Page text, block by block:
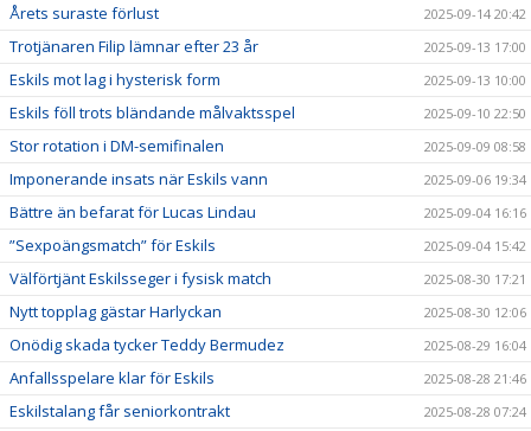
Årets suraste förlust 2025-09-14 20:42
Trotjänaren Filip lämnar efter 23 år 2025-09-13 17:00
Eskils mot lag i hysterisk form 2025-09-13 10:00
Eskils föll trots bländande målvaktsspel 2025-09-10 22:50
Stor rotation i DM-semifinalen 2025-09-09 08:58
Imponerande insats när Eskils vann 2025-09-06 19:34
Bättre än befarat för Lucas Lindau 2025-09-04 16:16
”Sexpoängsmatch” för Eskils 2025-09-04 15:42
Välförtjänt Eskilsseger i fysisk match 2025-08-30 17:21
Nytt topplag gästar Harlyckan 2025-08-30 12:06
Onödig skada tycker Teddy Bermudez 2025-08-29 16:04
Anfallsspelare klar för Eskils 2025-08-28 21:46
Eskilstalang får seniorkontrakt 2025-08-28 07:24